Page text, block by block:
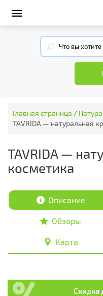
Главная страница /
TAVRIDA — натуральная
TAVRIDA —
косметика
Описание
Обзоры
Карта
Скидка